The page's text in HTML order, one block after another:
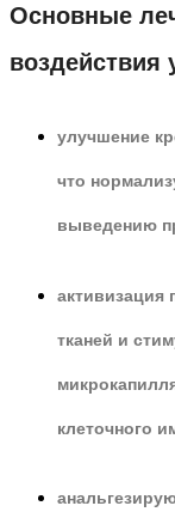
Основные
воздействия
улучшение
что
выведению
активизация
тканей и
клеточного